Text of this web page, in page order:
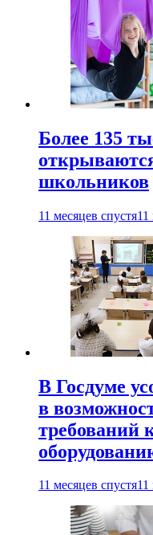
Более 135
школьников
11 месяцев спустя11
В Госдуме
в
требований
11 месяцев спустя11